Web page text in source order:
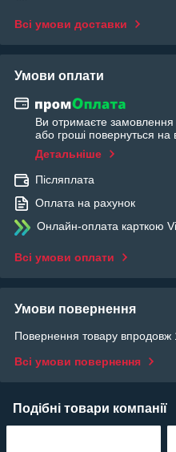
Всі умови доставки
Умови оплати
Ви отримаєте замовлення
або гроші повернуться на
Детальніше
Післяплата
Оплата на рахунок
Онлайн-оплата карткою
Всі умови оплати
Умови повернення
Повернення товару впродовж
Всі умови повернення
Подібні товари компанії